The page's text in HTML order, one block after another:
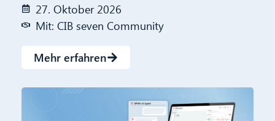
27. Oktober 2026
Mit: CIB seven Community
Mehr erfahren